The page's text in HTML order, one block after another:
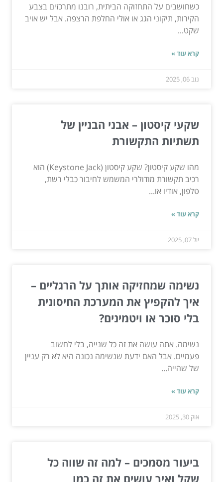
כשחושבים על התחזוקה הביתית, רובנו מתרכזים בצבע
הקירות, תיקוני הגג או אולי החלפת הרצפה. אבל יש אויב
שקט...
קרא עוד »
נוב 06, 2025
שקעי קיסטון – אבני הבניין של
תשתיות התקשורת
מהו שקע קיסטון? שקע קיסטון (Keystone Jack) הוא
רכיב תקשורת מודולרי המשמש לחיבור כבלי רשת,
טלפון, אודיו או...
קרא עוד »
יול 07, 2025
נשימה שמחזיקה אותך על הרגליים –
איך להקפיץ את המערכת החיסונית
בלי סוכר או ויטמינים?
נשימה. אתה עושה את זה כל שנייה, בלי לחשוב
פעמיים. אבל האם ידעת שנשימה נכונה היא לא רק עניין
של שהייה...
קרא עוד »
אוק 30, 2025
ביעור מסמכים – למה זה שווה כל
שקל ואיך עושים את זה כמו